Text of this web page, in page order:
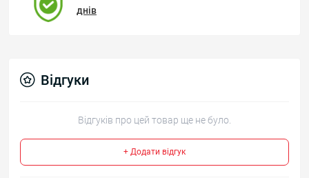
днів
Відгуки
Відгуків про цей товар ще не було.
+ Додати відгук